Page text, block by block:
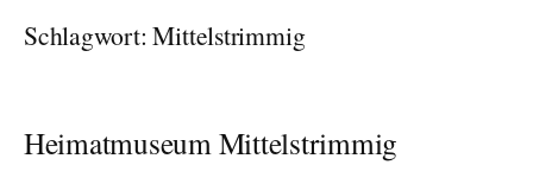
Schlagwort:Mittelstrimmig
Heimatmuseum Mittelstrimmig